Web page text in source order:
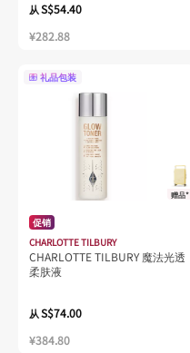
从S$54.40
¥282.88
礼品包装
赠品*
促销
CHARLOTTE TILBURY
CHARLOTTE TILBURY 魔法光透
柔肤液
从S$74.00
¥384.80